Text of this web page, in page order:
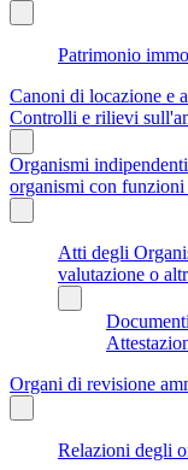
Patrimonio
Canoni di locazione e
Controlli e rilievi
Organismi
organismi con funzioni
Atti degli
valutazione o
Organi di revisione
Relazioni degli